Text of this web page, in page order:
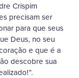
Crispim
precisam ser
para que seus
Deus, no seu
e que é a
descobre sua